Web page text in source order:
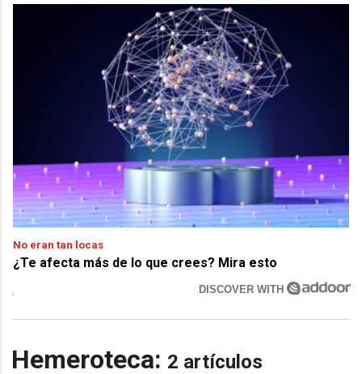
No eran tan locas
¿Te afecta más de lo que crees? Mira esto
DISCOVER WITH
Hemeroteca: 2 artículos